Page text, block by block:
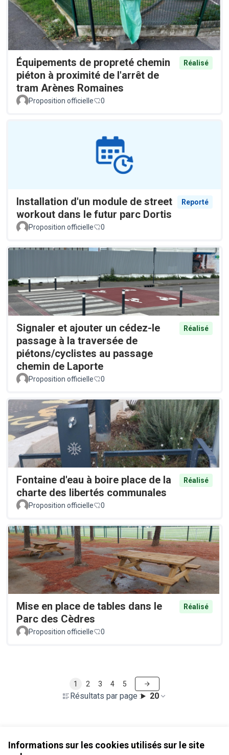
Informations sur les cookies utilisés sur le site
Équipements de propreté chemin
piéton à proximité de l'arrêt de
tram Arènes Romaines
Réalisé
Proposition officielle 0
Installation d'un module de street
workout dans le futur parc Dortis
Reporté
Proposition officielle 0
Signaler et ajouter un cédez-le
passage à la traversée de
piétons/cyclistes au passage
chemin de Laporte
Réalisé
Proposition officielle 0
Fontaine d'eau à boire place de la
charte des libertés communales
Réalisé
Proposition officielle 0
Mise en place de tables dans le
Parc des Cèdres
Réalisé
Proposition officielle 0
Résultats par page : 20
1 2 3 4 5